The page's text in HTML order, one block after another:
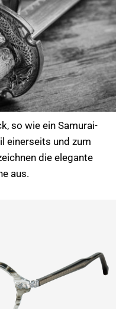
so wie ein Samurai-
einerseits und zum
die elegante
aus.